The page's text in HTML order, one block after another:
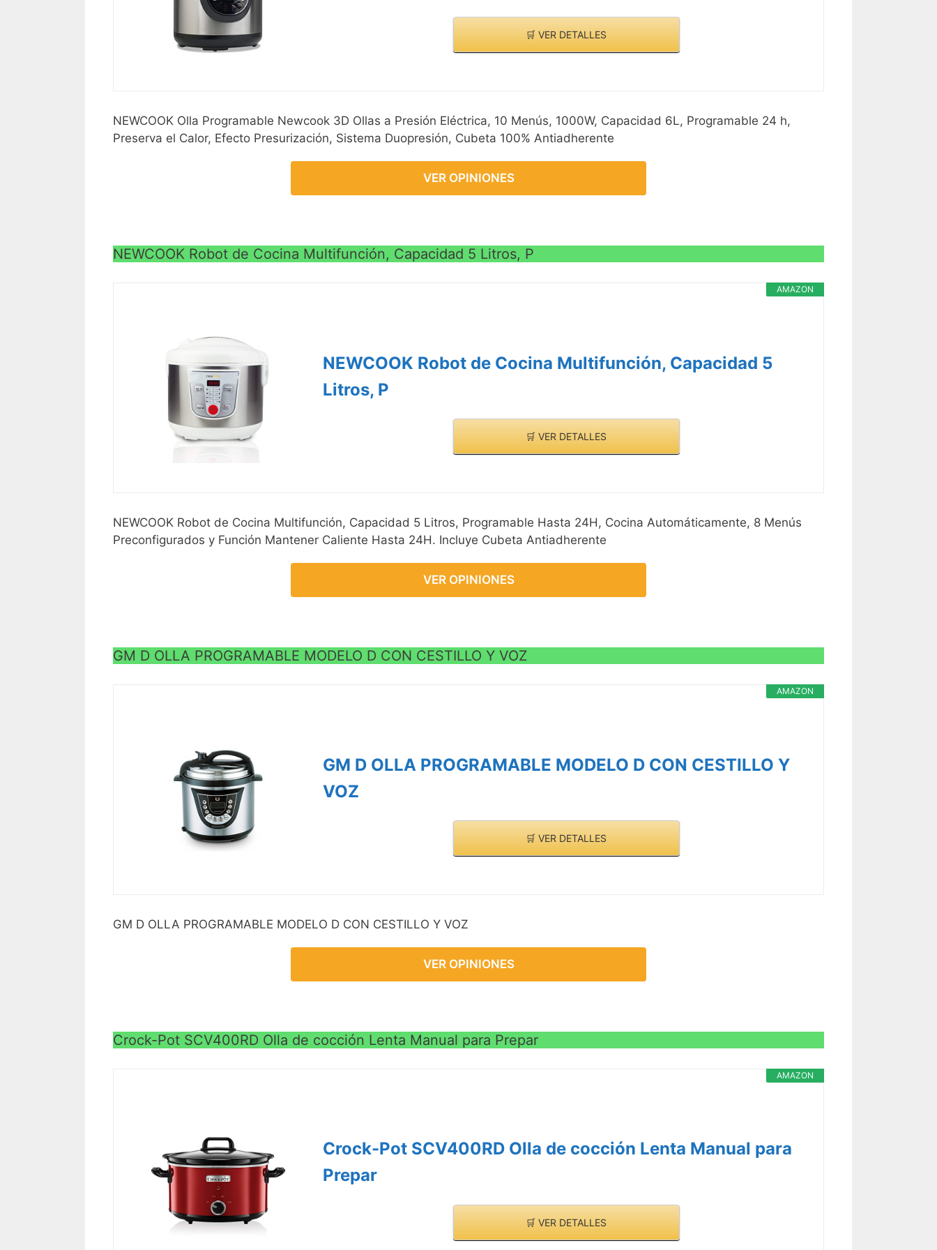
🛒 VER DETALLES
NEWCOOK Olla Programable Newcook 3D Ollas a Presión Eléctrica, 10 Menús, 1000W, Capacidad 6L, Programable 24 h,
Preserva el Calor, Efecto Presurización, Sistema Duopresión, Cubeta 100% Antiadherente
VER OPINIONES
NEWCOOK Robot de Cocina Multifunción, Capacidad 5 Litros, P
AMAZON
NEWCOOK Robot de Cocina Multifunción, Capacidad 5
Litros, P
🛒 VER DETALLES
NEWCOOK Robot de Cocina Multifunción, Capacidad 5 Litros, Programable Hasta 24H, Cocina Automáticamente, 8 Menús
Preconfigurados y Función Mantener Caliente Hasta 24H. Incluye Cubeta Antiadherente
VER OPINIONES
GM D OLLA PROGRAMABLE MODELO D CON CESTILLO Y VOZ
AMAZON
GM D OLLA PROGRAMABLE MODELO D CON CESTILLO Y
VOZ
🛒 VER DETALLES
GM D OLLA PROGRAMABLE MODELO D CON CESTILLO Y VOZ
VER OPINIONES
Crock-Pot SCV400RD Olla de cocción Lenta Manual para Prepar
AMAZON
Crock-Pot SCV400RD Olla de cocción Lenta Manual para
Prepar
🛒 VER DETALLES